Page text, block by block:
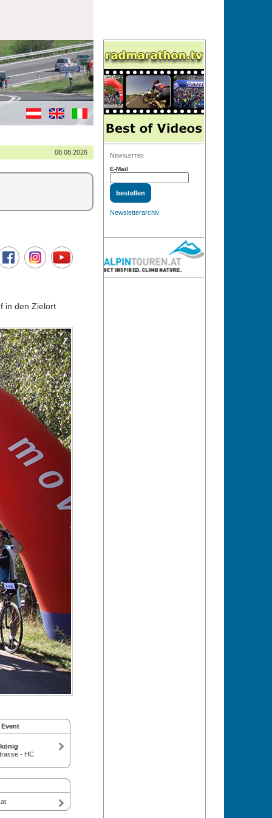
08.08.2026
in den Zielort
- HC
Newsletter
E-Mail
Newsletterarchiv